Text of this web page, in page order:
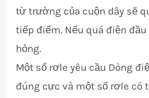
từ trường của cuộn dây sẽ
tiếp điểm. Nếu quá điện
hỏng.
Một số rơle yêu cầu Dòng
đúng cực và một số rơle có